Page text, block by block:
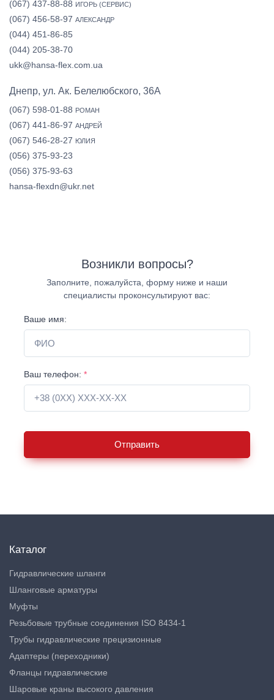
(067) 437-88-88 ИГОРЬ (СЕРВИС)
(067) 456-58-97 АЛЕКСАНДР
(044) 451-86-85
(044) 205-38-70
ukk@hansa-flex.com.ua
Днепр, ул. Ак. Белелюбского, 36А
(067) 598-01-88 РОМАН
(067) 441-86-97 АНДРЕЙ
(067) 546-28-27 ЮЛИЯ
(056) 375-93-23
(056) 375-93-63
hansa-flexdn@ukr.net
Возникли вопросы?
Заполните, пожалуйста, форму ниже и наши
специалисты проконсультируют вас:
Ваше имя:
Ваш телефон: *
Отправить
Каталог
Гидравлические шланги
Шланговые арматуры
Муфты
Резьбовые трубные соединения ISO 8434-1
Трубы гидравлические прецизионные
Адаптеры (переходники)
Фланцы гидравлические
Шаровые краны высокого давления